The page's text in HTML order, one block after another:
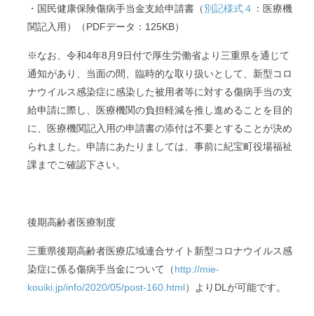
・国民健康保険傷病手当金支給申請書（別記様式４ ：医療機
関記入用）（PDFデータ：125KB）
※なお、令和4年8月9日付で厚生労働省より三重県を通じて
通知があり、当面の間、臨時的な取り扱いとして、新型コロ
ナウイルス感染症に感染した被用者等に対する傷病手当の支
給申請に際し、医療機関の負担軽減を推し進めることを目的
に、医療機関記入用の申請書の添付は不要とすることが決め
られました。申請にあたりましては、事前に紀宝町役場福祉
課までご確認下さい。
後期高齢者医療制度
三重県後期高齢者医療広域連合サイト新型コロナウイルス感
染症に係る傷病手当金について（http://mie-
kouiki.jp/info/2020/05/post-160.html）よりDLが可能です。